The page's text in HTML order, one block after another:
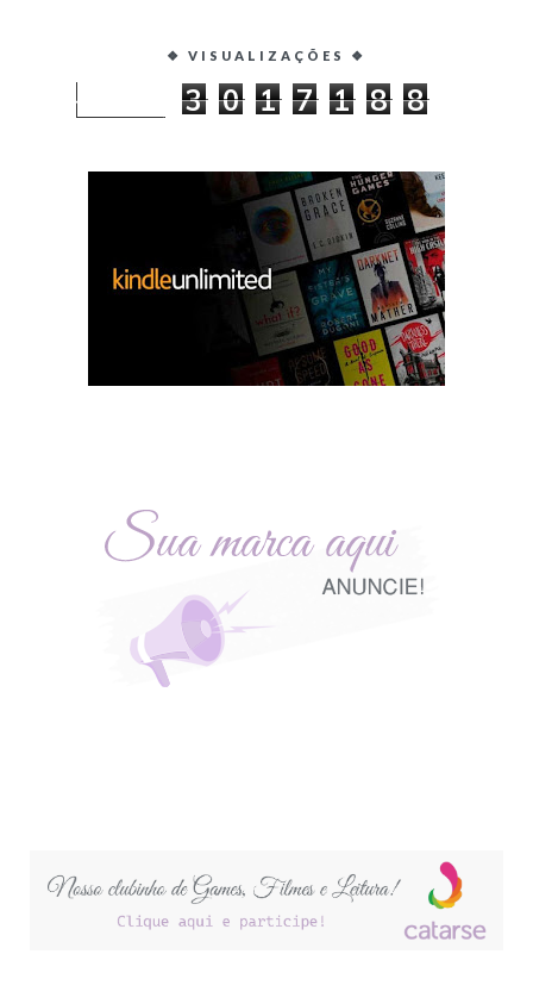
❖ VISUALIZAÇÕES ❖
3 0 1 7 1 8 8